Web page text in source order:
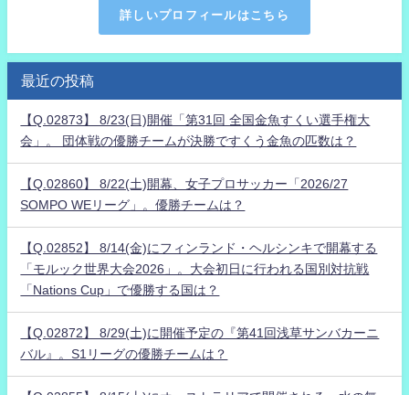
詳しいプロフィールはこちら
最近の投稿
【Q.02873】 8/23(日)開催「第31回 全国金魚すくい選手権大
会」。 団体戦の優勝チームが決勝ですくう金魚の匹数は？
【Q.02860】 8/22(土)開幕、女子プロサッカー「2026/27
SOMPO WEリーグ」。優勝チームは？
【Q.02852】 8/14(金)にフィンランド・ヘルシンキで開幕する
「モルック世界大会2026」。大会初日に行われる国別対抗戦
「Nations Cup」で優勝する国は？
【Q.02872】 8/29(土)に開催予定の『第41回浅草サンバカーニ
バル』。S1リーグの優勝チームは？